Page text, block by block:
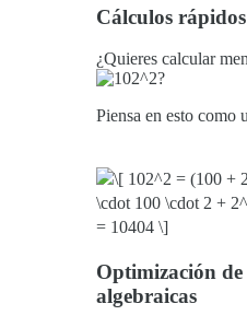
Cálculos rápidos
¿Quieres calcular
?
Piensa en esto como
Optimización de
algebraicas